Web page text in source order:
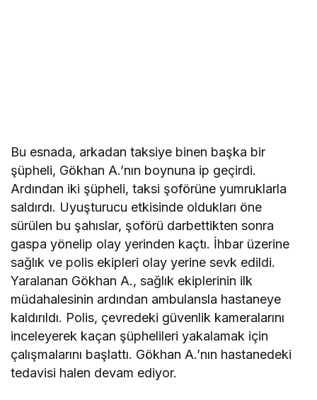
Bu esnada, arkadan taksiye binen başka bir
şüpheli, Gökhan A.’nın boynuna ip geçirdi.
Ardından iki şüpheli, taksi şoförüne yumruklarla
saldırdı. Uyuşturucu etkisinde oldukları öne
sürülen bu şahıslar, şoförü darbettikten sonra
gaspa yönelip olay yerinden kaçtı. İhbar üzerine
sağlık ve polis ekipleri olay yerine sevk edildi.
Yaralanan Gökhan A., sağlık ekiplerinin ilk
müdahalesinin ardından ambulansla hastaneye
kaldırıldı. Polis, çevredeki güvenlik kameralarını
inceleyerek kaçan şüphelileri yakalamak için
çalışmalarını başlattı. Gökhan A.’nın hastanedeki
tedavisi halen devam ediyor.